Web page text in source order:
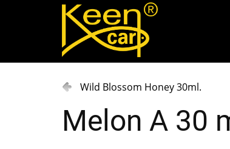
Wild Blossom Honey 30ml.
Melon A 30